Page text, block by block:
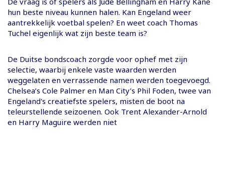
hun beste niveau kunnen halen. Kan Engeland weer
aantrekkelijk voetbal spelen? En weet coach Thomas
Tuchel eigenlijk wat zijn beste team is?
De Duitse bondscoach zorgde voor ophef met zijn
selectie, waarbij enkele vaste waarden werden
weggelaten en verrassende namen werden toegevoegd.
Chelsea’s Cole Palmer en Man City’s Phil Foden, twee van
Engeland's creatiefste spelers, misten de boot na
teleurstellende seizoenen. Ook Trent Alexander-Arnold
en Harry Maguire werden niet